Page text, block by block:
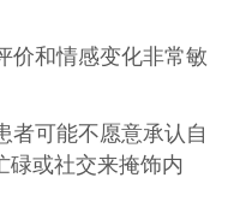
价和情感变化非常敏
者可能不愿意承认自
碌或社交来掩饰内